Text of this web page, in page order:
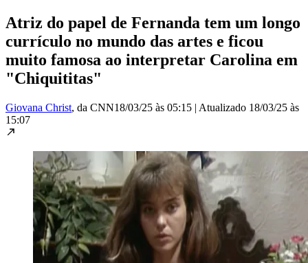
Atriz do papel de Fernanda tem um longo
currículo no mundo das artes e ficou
muito famosa ao interpretar Carolina em
"Chiquititas"
Giovana Christ, da CNN18/03/25 às 05:15 | Atualizado 18/03/25 às
15:07